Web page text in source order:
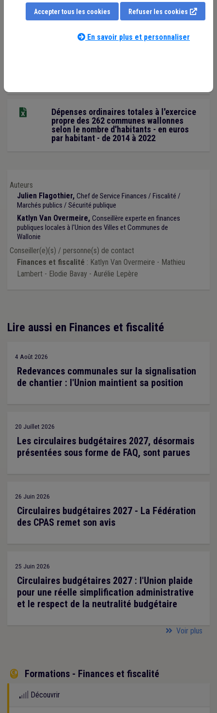
Dépenses ordinaires totales à l'exercice
propre des 262 communes wallonnes
selon le nombre d'habitants - en euros
par habitant - de 2014 à 2022
Auteurs
Julien Flagothier, Chef de Service Finances / Fiscalité /
Marchés publics / Sécurité publique
Katlyn Van Overmeire, Conseillère experte en finances
publiques locales à l'Union des Villes et Communes de
Wallonie
Conseiller(e)(s) / personne(s) de contact
Finances et fiscalité : Katlyn Van Overmeire - Mathieu
Lambert - Elodie Bavay - Aurélie Lepère
Lire aussi en Finances et fiscalité
4 Août 2026
Redevances communales sur la signalisation
de chantier : l'Union maintient sa position
20 Juillet 2026
Les circulaires budgétaires 2027, désormais
présentées sous forme de FAQ, sont parues
26 Juin 2026
Circulaires budgétaires 2027 - La Fédération
des CPAS remet son avis
25 Juin 2026
Circulaires budgétaires 2027 : l'Union plaide
pour une réelle simplification administrative
et le respect de la neutralité budgétaire
Voir plus
 Formations - Finances et fiscalité
Découvrir
Accepter tous les cookies Refuser les cookies
En savoir plus et personnaliser